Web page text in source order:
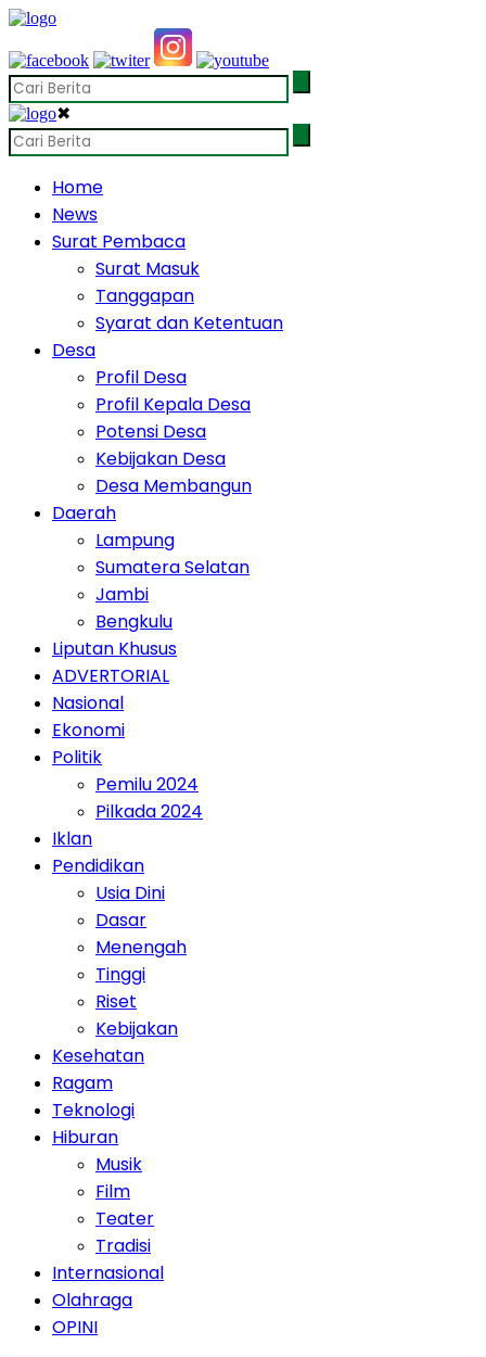
✖
Home
News
Surat Pembaca
Surat Masuk
Tanggapan
Syarat dan Ketentuan
Desa
Profil Desa
Profil Kepala Desa
Potensi Desa
Kebijakan Desa
Desa Membangun
Daerah
Lampung
Sumatera Selatan
Jambi
Bengkulu
Liputan Khusus
ADVERTORIAL
Nasional
Ekonomi
Politik
Pemilu 2024
Pilkada 2024
Iklan
Pendidikan
Usia Dini
Dasar
Menengah
Tinggi
Riset
Kebijakan
Kesehatan
Ragam
Teknologi
Hiburan
Musik
Film
Teater
Tradisi
Internasional
Olahraga
OPINI